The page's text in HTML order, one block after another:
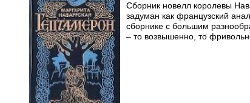
Сборник новелл королевы
задуман как французский
сборнике с большим
– то возвышенно, то